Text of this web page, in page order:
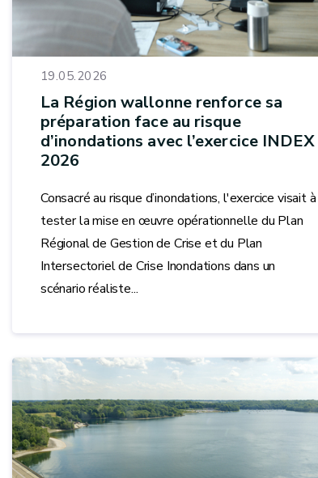
19.05.2026
La Région wallonne renforce sa
préparation face au risque
d’inondations avec l’exercice INDEX
2026
Consacré au risque d’inondations, l'exercice visait à
tester la mise en œuvre opérationnelle du Plan
Régional de Gestion de Crise et du Plan
Intersectoriel de Crise Inondations dans un
scénario réaliste...